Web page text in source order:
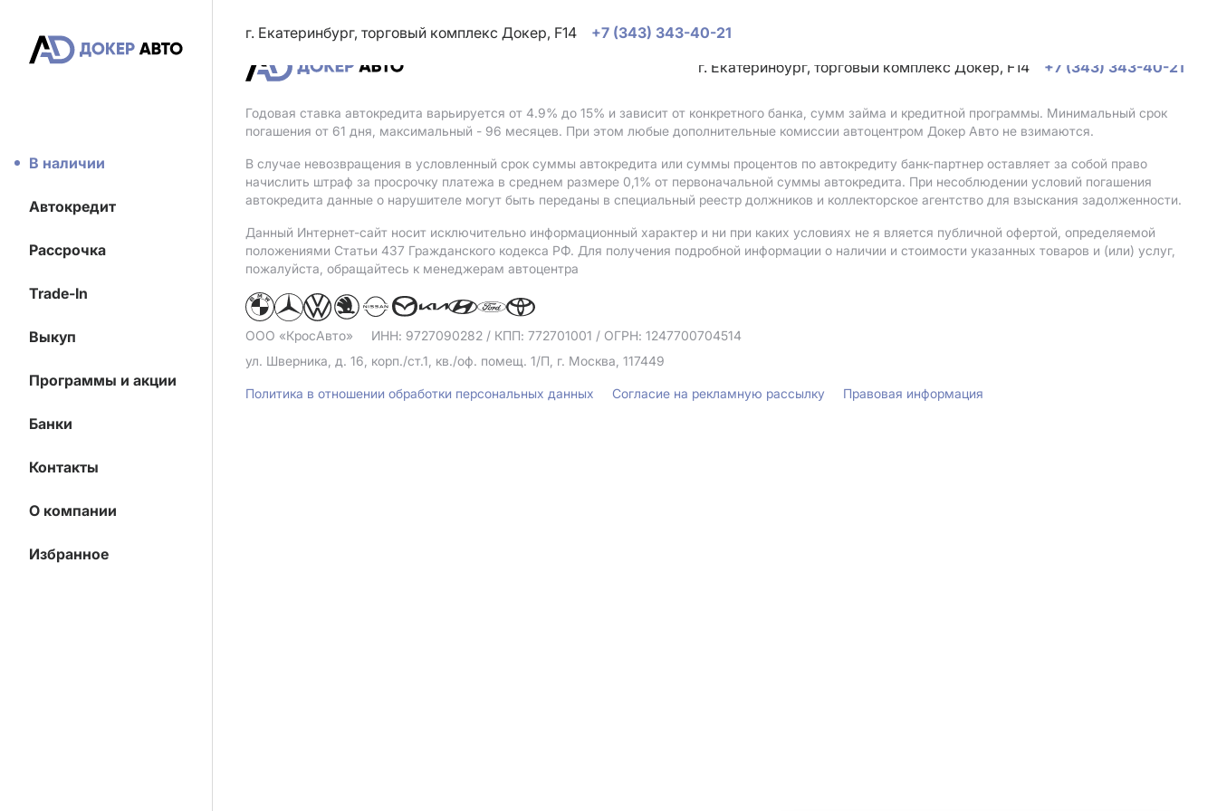
В наличии
Автокредит
Рассрочка
Trade-In
Выкуп
Программы и акции
Банки
Контакты
О компании
Избранное
г. Екатеринбург, торговый комплекс Докер, F14
+7 (343) 343-40-21
г. Екатеринбург, торговый комплекс Докер, F14
+7 (343) 343-40-21
Годовая ставка автокредита варьируется от 4.9% до 15% и зависит от конкретного банка, сумм займа и кредитной программы. Минимальный срок
погашения от 61 дня, максимальный - 96 месяцев. При этом любые дополнительные комиссии автоцентром Докер Авто не взимаются.
В случае невозвращения в условленный срок суммы автокредита или суммы процентов по автокредиту банк-партнер оставляет за собой право
начислить штраф за просрочку платежа в среднем размере 0,1% от первоначальной суммы автокредита. При несоблюдении условий погашения
автокредита данные о нарушителе могут быть переданы в специальный реестр должников и коллекторское агентство для взыскания задолженности.
Данный Интернет-сайт носит исключительно информационный характер и ни при каких условиях не я вляется публичной офертой, определяемой
положениями Статьи 437 Гражданского кодекса РФ. Для получения подробной информации о наличии и стоимости указанных товаров и (или) услуг,
пожалуйста, обращайтесь к менеджерам автоцентра
ООО «КросАвто» ИНН: 9727090282 / КПП: 772701001 / ОГРН: 1247700704514
ул. Шверника, д. 16, корп./ст.1, кв./оф. помещ. 1/П, г. Москва, 117449
Политика в отношении обработки персональных данных Согласие на рекламную рассылку Правовая информация